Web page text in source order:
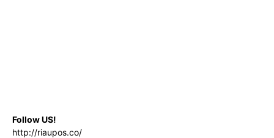
Follow US!
http://riaupos.co/